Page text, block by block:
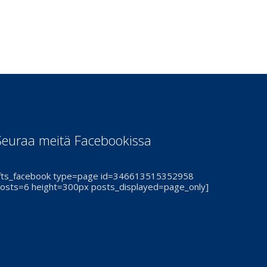
meitä Facebookissa
type=page id=346613515352958
height=300px posts_displayed=page_only]